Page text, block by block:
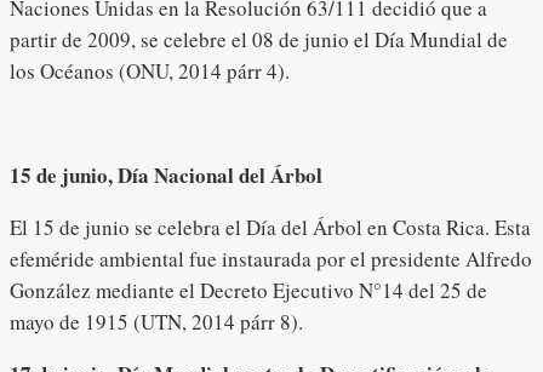
Naciones Unidas en la Resolución 63/111 decidió que a
partir de 2009, se celebre el 08 de junio el Día Mundial de
los Océanos (ONU, 2014 párr 4).
15 de junio, Día Nacional del Árbol
El 15 de junio se celebra el Día del Árbol en Costa Rica. Esta
efeméride ambiental fue instaurada por el presidente Alfredo
González mediante el Decreto Ejecutivo N°14 del 25 de
mayo de 1915 (UTN, 2014 párr 8).